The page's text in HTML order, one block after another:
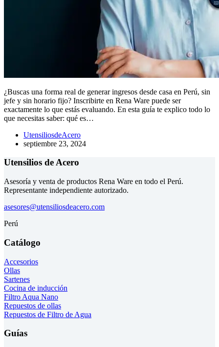
¿Buscas una forma real de generar ingresos desde casa en Perú, sin
jefe y sin horario fijo? Inscribirte en Rena Ware puede ser
exactamente lo que estás evaluando. En esta guía te explico todo lo
que necesitas saber: qué es…
UtensiliosdeAcero
septiembre 23, 2024
Utensilios de Acero
Asesoría y venta de productos Rena Ware en todo el Perú.
Representante independiente autorizado.
asesores@utensiliosdeacero.com
Perú
Catálogo
Accesorios
Ollas
Sartenes
Cocina de inducción
Filtro Aqua Nano
Repuestos de ollas
Repuestos de Filtro de Agua
Guías